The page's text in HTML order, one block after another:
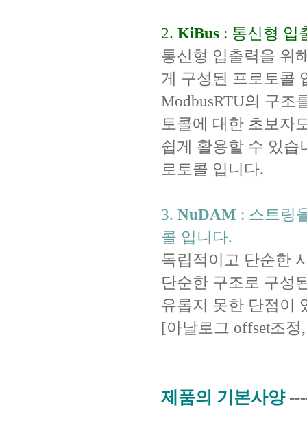
2. KiBus : 통신형 입
통신형 입출력을 위
게 구성된 프로토콜
ModbusRTU의 구조
토콜에 대한 초보자
쉽게 활용할 수 있습
로토콜 입니다.
3. NuDAM : 스트링
콜 입니다.
독립적이고 단순한
단순한 구조로 구성
유롭지 못한 단점이
[아날로그 offset조
제품의 기본사양